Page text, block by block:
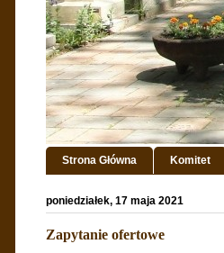
Strona Główna Komitet
poniedziałek, 17 maja 2021
Zapytanie ofertowe